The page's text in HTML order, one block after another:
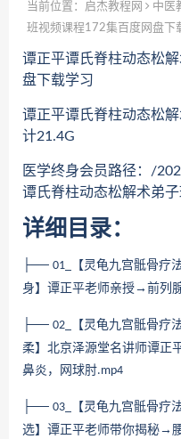
当前位置： 启杰教程网 中医
班视频课程172集百度网盘下
谭正平谭氏脊柱动态松
盘下载学习
谭正平谭氏脊柱动态松
计21.4G
医学终身会员路径：/
谭氏脊柱动态松解术弟
详细目录：
├── 01_ 【灵龟九宫骶骨疗
身】谭正平老师亲授→前列
├── 02_ 【灵龟九宫骶骨疗
柔】北京泽源堂名讲师谭正
鼻炎，网球肘.mp4
├── 03_ 【灵龟九宫骶骨疗
选】谭正平老师带你揭秘→